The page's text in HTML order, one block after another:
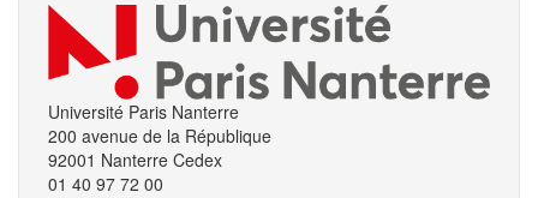
Université Paris Nanterre
200 avenue de la République
92001 Nanterre Cedex
01 40 97 72 00